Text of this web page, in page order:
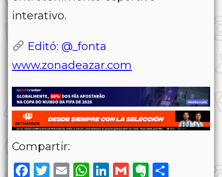
interativo.
Editó: @_fonta
www.zonadeazar.com
Compartir:
Facebook
Twitter
EmailWhatsApp
LinkedIn
GmailEvernote